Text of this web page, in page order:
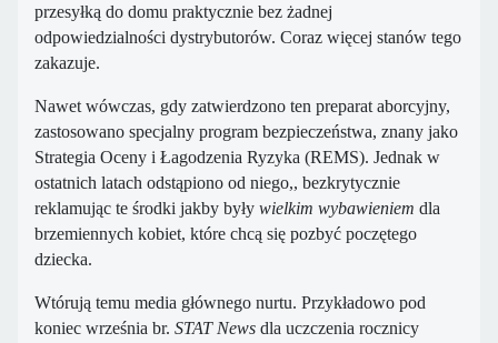
przesyłką do domu praktycznie bez żadnej
odpowiedzialności dystrybutorów. Coraz więcej stanów tego
zakazuje.
Nawet wówczas, gdy zatwierdzono ten preparat aborcyjny,
zastosowano specjalny program bezpieczeństwa, znany jako
Strategia Oceny i Łagodzenia Ryzyka (REMS). Jednak w
ostatnich latach odstąpiono od niego,, bezkrytycznie
reklamując te środki jakby były wielkim wybawieniem dla
brzemiennych kobiet, które chcą się pozbyć poczętego
dziecka.
Wtórują temu media głównego nurtu. Przykładowo pod
koniec września br. STAT News dla uczczenia rocznicy